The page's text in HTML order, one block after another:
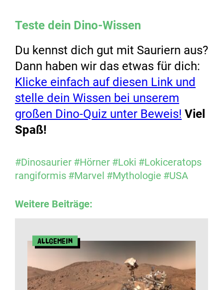
Teste dein Dino-Wissen
Du kennst dich gut mit Sauriern aus?
Dann haben wir das etwas für dich:
Klicke einfach auf diesen Link und
stelle dein Wissen bei unserem
großen Dino-Quiz unter Beweis! Viel
Spaß!
#Dinosaurier #Hörner #Loki #Lokiceratops
rangiformis #Marvel #Mythologie #USA
Weitere Beiträge:
Allgemein